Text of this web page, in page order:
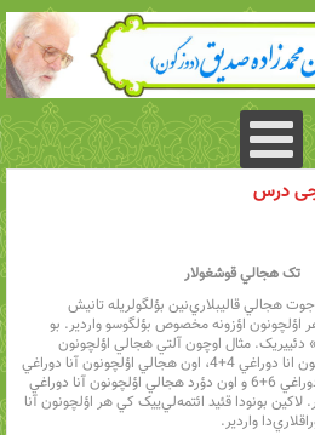
درس
تک هجالي قوشغولار
هجالي قاليبلاري‌نين بؤلگولريله تانيش
اؤلچونون اؤزونه مخصوص بؤلگوسو واردير. بو
دئييريک. مثال اوچون آلتي هجالي اؤلچونون
آنادوراغي 3+3، سکگيز هجالي اؤلچونون انا دوراغي 4+4، اون هجالي اؤلچونون آنا دوراغي
5+5، اون ايکي هجالي اؤلچونون آنا دوراغي 6+6 و اون دؤرد هجالي اؤلچونون آنا دوراغي
لاکين بونودا قئيد ائتمه‌لي‌ييک کي هر اؤلچونون آنا
واردير.